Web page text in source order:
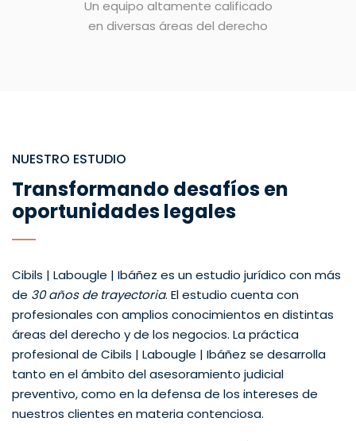
Un equipo altamente calificado
en diversas áreas del derecho
NUESTRO ESTUDIO
Transformando desafíos en
oportunidades legales
Cibils | Labougle | Ibáñez es un estudio jurídico con más
de 30 años de trayectoria. El estudio cuenta con
profesionales con amplios conocimientos en distintas
áreas del derecho y de los negocios. La práctica
profesional de Cibils | Labougle | Ibáñez se desarrolla
tanto en el ámbito del asesoramiento judicial
preventivo, como en la defensa de los intereses de
nuestros clientes en materia contenciosa.